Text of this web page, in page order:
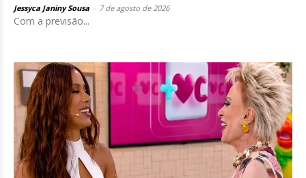
Jessyca Janiny Sousa 7 de agosto de 2026
Com a previsão...